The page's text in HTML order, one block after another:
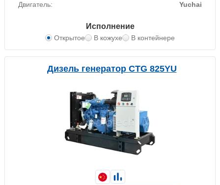
Двигатель:
Yuchai
Исполнение
Открытое В кожухе В контейнере
Дизель генератор CTG 825YU